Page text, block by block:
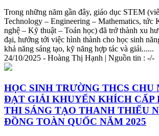
Trong những năm gần đây, giáo dục STEM
Technology – Engineering – Mathematics, tức
nghệ – Kỹ thuật – Toán học) đã trở thành xu
đại, hướng tới việc hình thành cho học sinh
khả năng sáng tạo, kỹ năng hợp tác và giải......
24/10/2025 - Hoàng Thị Hạnh | Nguồn tin : -/-
HỌC SINH TRƯỜNG THCS CHU
ĐẠT GIẢI KHUYẾN KHÍCH CẤP
THI SÁNG TẠO THANH THIẾU
ĐỒNG TOÀN QUỐC NĂM 2025